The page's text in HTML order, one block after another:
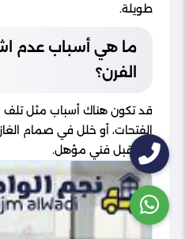
طويلة.
ما هي أسباب عدم
الفرن؟
قد تكون هناك أسباب مثل تلف
الفتحات، أو خلل في صمام
من قبل فني مؤهل.